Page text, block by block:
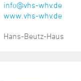
info@vhs-whv.de
www.vhs-whv.de
Hans-Beutz-Haus